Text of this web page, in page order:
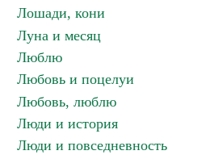
Лошади, кони
Луна и месяц
Люблю
Любовь и поцелуи
Любовь, люблю
Люди и история
Люди и повседневность